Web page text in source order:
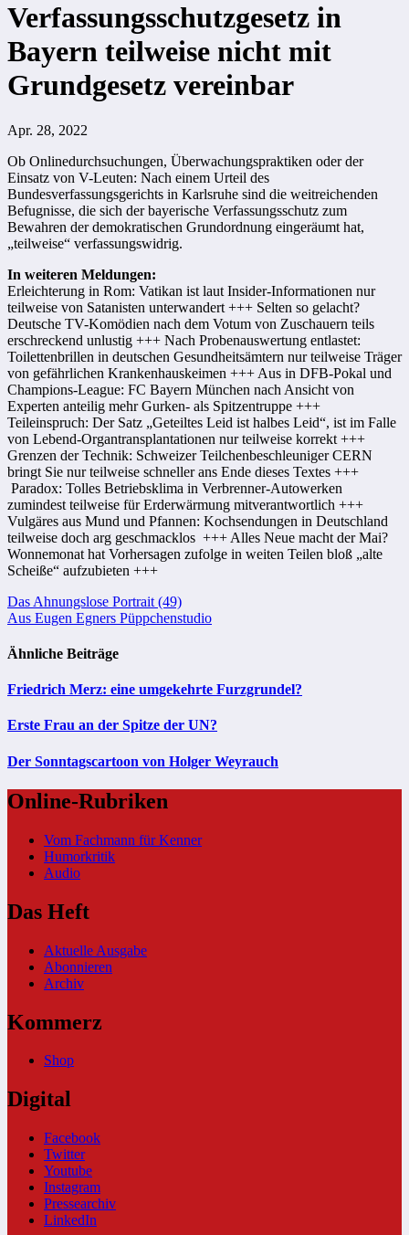
Verfassungsschutzgesetz in
Bayern teilweise nicht mit
Grundgesetz vereinbar
Apr. 28, 2022
Ob Onlinedurchsuchungen, Überwachungspraktiken oder der
Einsatz von V-Leuten: Nach einem Urteil des
Bundesverfassungsgerichts in Karlsruhe sind die weitreichenden
Befugnisse, die sich der bayerische Verfassungsschutz zum
Bewahren der demokratischen Grundordnung eingeräumt hat,
„teilweise“ verfassungswidrig.
In weiteren Meldungen:
Erleichterung in Rom: Vatikan ist laut Insider-Informationen nur
teilweise von Satanisten unterwandert +++ Selten so gelacht?
Deutsche TV-Komödien nach dem Votum von Zuschauern teils
erschreckend unlustig +++ Nach Probenauswertung entlastet:
Toilettenbrillen in deutschen Gesundheitsämtern nur teilweise Träger
von gefährlichen Krankenhauskeimen +++ Aus in DFB-Pokal und
Champions-League: FC Bayern München nach Ansicht von
Experten anteilig mehr Gurken- als Spitzentruppe +++
Teileinspruch: Der Satz „Geteiltes Leid ist halbes Leid“, ist im Falle
von Lebend-Organtransplantationen nur teilweise korrekt +++
Grenzen der Technik: Schweizer Teilchenbeschleuniger CERN
bringt Sie nur teilweise schneller ans Ende dieses Textes +++
Paradox: Tolles Betriebsklima in Verbrenner-Autowerken
zumindest teilweise für Erderwärmung mitverantwortlich +++
Vulgäres aus Mund und Pfannen: Kochsendungen in Deutschland
teilweise doch arg geschmacklos +++ Alles Neue macht der Mai?
Wonnemonat hat Vorhersagen zufolge in weiten Teilen bloß „alte
Scheiße“ aufzubieten +++
Beitragsnavigation
Das Ahnungslose Portrait (49)
Aus Eugen Egners Püppchenstudio
Ähnliche Beiträge
Friedrich Merz: eine umgekehrte Furzgrundel?
Erste Frau an der Spitze der UN?
Der Sonntagscartoon von Holger Weyrauch
Online-Rubriken
Vom Fachmann für Kenner
Humorkritik
Audio
Das Heft
Aktuelle Ausgabe
Abonnieren
Archiv
Kommerz
Shop
Digital
Facebook
Twitter
Youtube
Instagram
Pressearchiv
LinkedIn